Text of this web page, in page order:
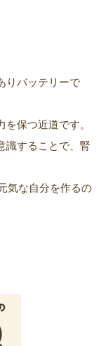
りバッテリーで
保つ近道です。
識することで、腎
気な自分を作るの